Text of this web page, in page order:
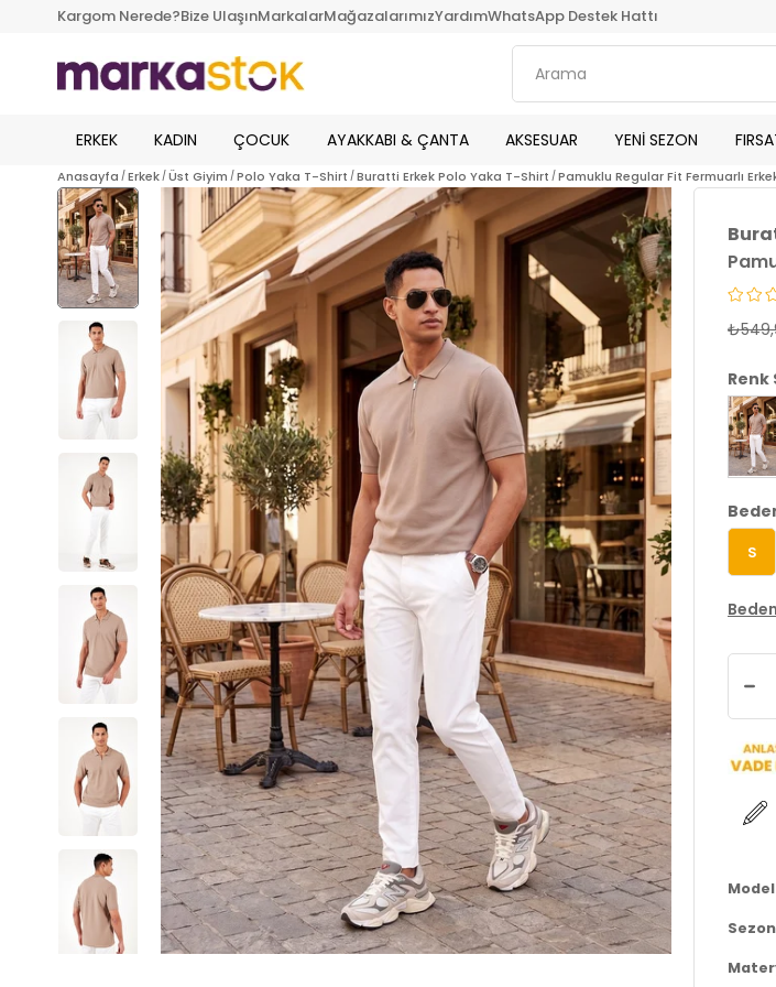
Kargom Nerede?Bize UlaşınMarkalarMağazalarımızYardımWhatsApp Destek Hattı
ERKEK KADIN ÇOCUK AYAKKABI & ÇANTA AKSESUAR YENİ SEZON
Anasayfa Erkek Üst Giyim Polo Yaka T-Shirt Buratti Erkek Polo Yaka T-Shirt Pamuklu Regular Fit Fermuarlı
S
Model